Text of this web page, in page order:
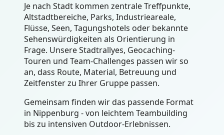
Je nach Stadt kommen zentrale Treffpunkte,
Altstadtbereiche, Parks, Industrieareale,
Flüsse, Seen, Tagungshotels oder bekannte
Sehenswürdigkeiten als Orientierung in
Frage. Unsere Stadtrallyes, Geocaching-
Touren und Team-Challenges passen wir so
an, dass Route, Material, Betreuung und
Zeitfenster zu Ihrer Gruppe passen.
Gemeinsam finden wir das passende Format
in Nippenburg - von leichtem Teambuilding
bis zu intensiven Outdoor-Erlebnissen.